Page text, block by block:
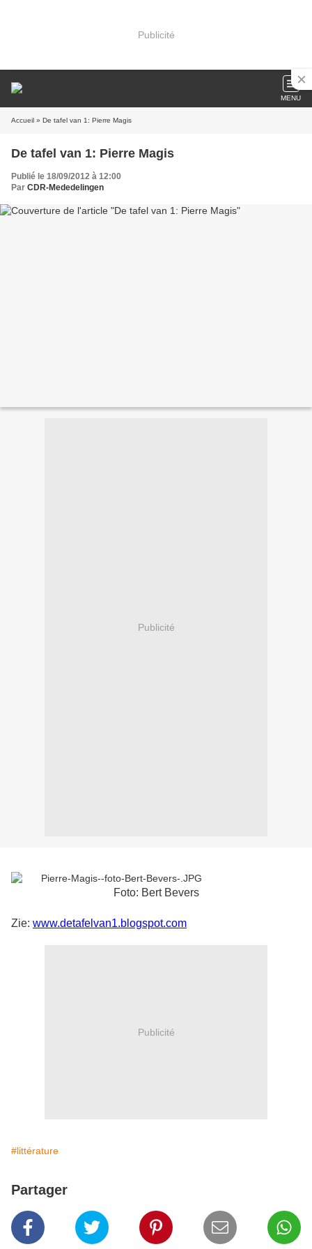
Publicité
MENU
Accueil » De tafel van 1: Pierre Magis
De tafel van 1: Pierre Magis
Publié le 18/09/2012 à 12:00
Par CDR-Mededelingen
Publicité
Foto: Bert Bevers
Zie: www.detafelvan1.blogspot.com
Publicité
#littérature
Partager